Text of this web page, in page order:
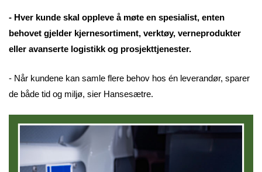
- Hver kunde skal oppleve å møte en spesialist, enten
behovet gjelder kjernesortiment, verktøy, verneprodukter
eller avanserte logistikk og prosjekttjenester.
- Når kundene kan samle flere behov hos én leverandør, sparer
de både tid og miljø, sier Hansesætre.